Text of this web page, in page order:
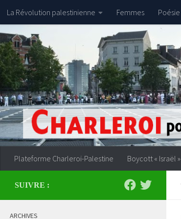
Skip to content
La Révolution palestinienne Femmes Poésie
Plateforme Charleroi-Palestine Boycott « Israël »
SUIVRE :
ARCHIVES